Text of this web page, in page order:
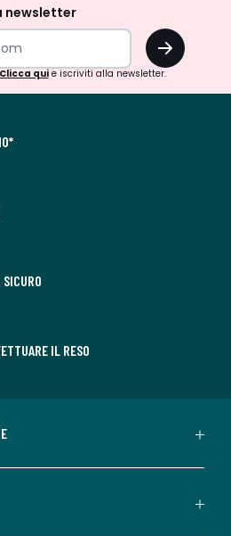
newsletter
OK
quie iscriviti alla newsletter.
IL RESO